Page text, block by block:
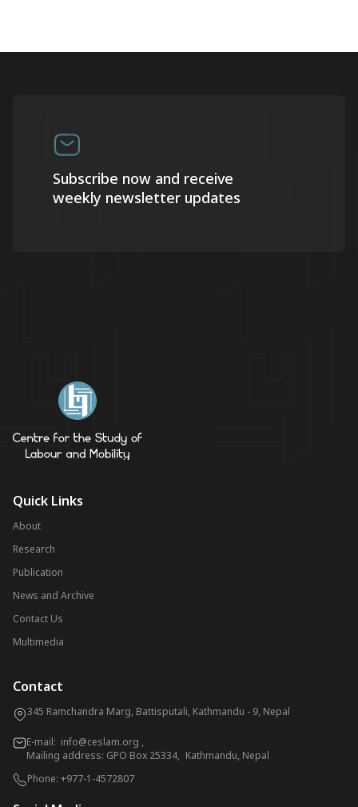
Subscribe now and receive
weekly newsletter updates
Quick Links
About
Research
Publication
News and Archive
Contact Us
Multimedia
Contact
345 Ramchandra Marg, Battisputali, Kathmandu - 9, Nepal
E-mail: info@ceslam.org ,
Mailing address: GPO Box 25334, Kathmandu, Nepal
Phone: +977-1-4572807